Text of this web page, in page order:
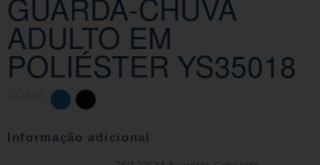
ADULTO EM
POLIÉSTER YS35018
Informação adicional